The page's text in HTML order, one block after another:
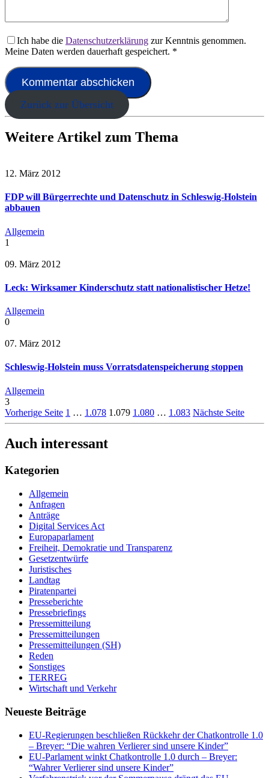
Ich habe die Datenschutzerklärung zur Kenntnis genommen.
Meine Daten werden dauerhaft gespeichert. *
Zurück zur Übersicht
Weitere Artikel zum Thema
12. März 2012
FDP will Bürgerrechte und Datenschutz in Schleswig-Holstein
abbauen
Allgemein
1
09. März 2012
Leck: Wirksamer Kinderschutz statt nationalistischer Hetze!
Allgemein
0
07. März 2012
Schleswig-Holstein muss Vorratsdatenspeicherung stoppen
Allgemein
3
Vorherige Seite 1 … 1.078 1.079 1.080 … 1.083 Nächste Seite
Auch interessant
Kategorien
Allgemein
Anfragen
Anträge
Digital Services Act
Europaparlament
Freiheit, Demokratie und Transparenz
Gesetzentwürfe
Juristisches
Landtag
Piratenpartei
Presseberichte
Pressebriefings
Pressemitteilung
Pressemitteilungen
Pressemitteilungen (SH)
Reden
Sonstiges
TERREG
Wirtschaft und Verkehr
Neueste Beiträge
EU-Regierungen beschließen Rückkehr der Chatkontrolle 1.0
– Breyer: “Die wahren Verlierer sind unsere Kinder”
EU-Parlament winkt Chatkontrolle 1.0 durch – Breyer:
“Wahrer Verlierer sind unsere Kinder”